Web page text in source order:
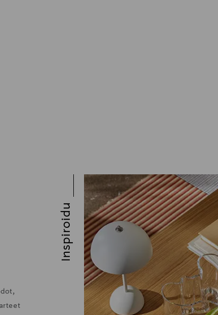
Inspiroidu